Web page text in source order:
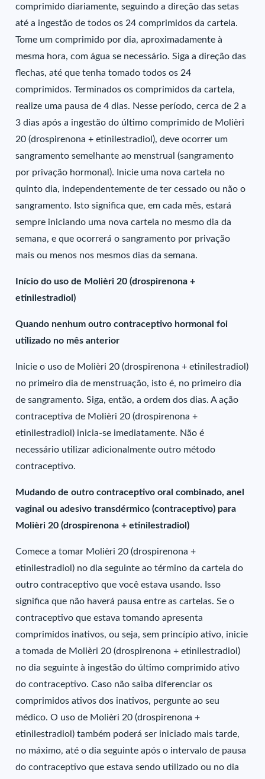
comprimido diariamente, seguindo a direção das setas
até a ingestão de todos os 24 comprimidos da cartela.
Tome um comprimido por dia, aproximadamente à
mesma hora, com água se necessário. Siga a direção das
flechas, até que tenha tomado todos os 24
comprimidos. Terminados os comprimidos da cartela,
realize uma pausa de 4 dias. Nesse período, cerca de 2 a
3 dias após a ingestão do último comprimido de Molièri
20 (drospirenona + etinilestradiol), deve ocorrer um
sangramento semelhante ao menstrual (sangramento
por privação hormonal). Inicie uma nova cartela no
quinto dia, independentemente de ter cessado ou não o
sangramento. Isto significa que, em cada mês, estará
sempre iniciando uma nova cartela no mesmo dia da
semana, e que ocorrerá o sangramento por privação
mais ou menos nos mesmos dias da semana.
Início do uso de Molièri 20 (drospirenona +
etinilestradiol)
Quando nenhum outro contraceptivo hormonal foi
utilizado no mês anterior
Inicie o uso de Molièri 20 (drospirenona + etinilestradiol)
no primeiro dia de menstruação, isto é, no primeiro dia
de sangramento. Siga, então, a ordem dos dias. A ação
contraceptiva de Molièri 20 (drospirenona +
etinilestradiol) inicia-se imediatamente. Não é
necessário utilizar adicionalmente outro método
contraceptivo.
Mudando de outro contraceptivo oral combinado, anel
vaginal ou adesivo transdérmico (contraceptivo) para
Molièri 20 (drospirenona + etinilestradiol)
Comece a tomar Molièri 20 (drospirenona +
etinilestradiol) no dia seguinte ao término da cartela do
outro contraceptivo que você estava usando. Isso
significa que não haverá pausa entre as cartelas. Se o
contraceptivo que estava tomando apresenta
comprimidos inativos, ou seja, sem princípio ativo, inicie
a tomada de Molièri 20 (drospirenona + etinilestradiol)
no dia seguinte à ingestão do último comprimido ativo
do contraceptivo. Caso não saiba diferenciar os
comprimidos ativos dos inativos, pergunte ao seu
médico. O uso de Molièri 20 (drospirenona +
etinilestradiol) também poderá ser iniciado mais tarde,
no máximo, até o dia seguinte após o intervalo de pausa
do contraceptivo que estava sendo utilizado ou no dia